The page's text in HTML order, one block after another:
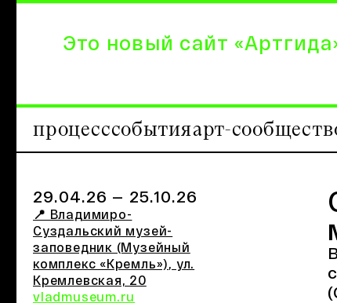
Это новый сайт
процесссобытияарт-
29.04.26 — 25.10.26
📍 Владимиро-
Суздальский музей-
заповедник (Музейный
комплекс «Кремль»), ул.
Кремлевская, 20
vladmuseum.ru